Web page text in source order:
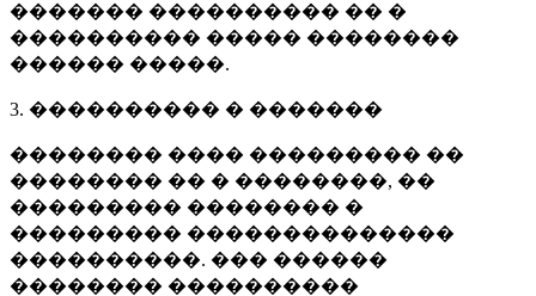
������� ���������� �� �
���������� ����� ��������
������ �����.
3. ���������� � �������
�������� ���� ��������� ��
�������� �� � ��������, ��
��������� �������� �
��������� ��������������
����������. ��� ������
�������� ����������